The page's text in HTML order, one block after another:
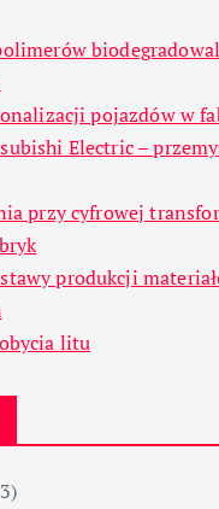
pojazdów w
Electric –
przy cyfrowej
produkcji
litu